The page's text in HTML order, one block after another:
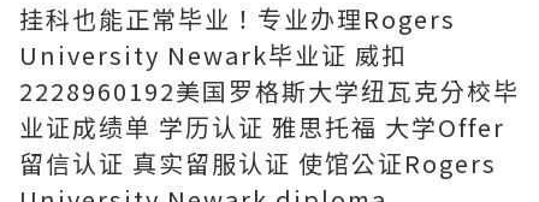
挂科也能正常毕业！专业办理Rogers
University Newark毕业证 威扣
2228960192美国罗格斯大学纽瓦克分校毕
业证成绩单 学历认证 雅思托福 大学Offer
留信认证 真实留服认证 使馆公证Rogers